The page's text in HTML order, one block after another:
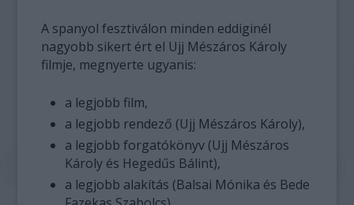
A spanyol fesztiválon minden eddiginél
nagyobb sikert ért el Ujj Mészáros Károly
filmje, megnyerte ugyanis:
a legjobb film,
a legjobb rendező (Ujj Mészáros Károly),
a legjobb forgatókönyv (Ujj Mészáros
Károly és Hegedűs Bálint),
a legjobb alakítás (Balsai Mónika és Bede